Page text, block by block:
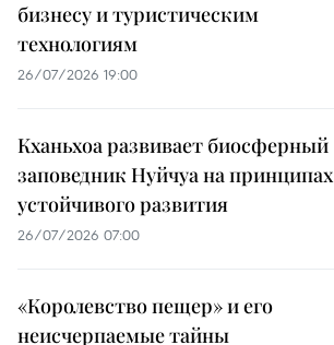
бизнесу и туристическим
технологиям
26/07/2026 19:00
Кханьхоа развивает биосферный
заповедник Нуйчуа на принципах
устойчивого развития
26/07/2026 07:00
«Королевство пещер» и его
неисчерпаемые тайны